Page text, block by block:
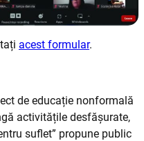
acest formular.
de educație nonformală
activitățile desfășurate,
suflet” propune public